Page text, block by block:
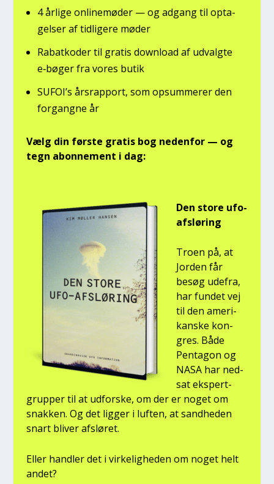
4 årli­ge onli­ne­mø­der — og adgang til opta­
gel­ser af tid­li­ge­re møder
Rabat­ko­der til gra­tis down­lo­ad af udvalg­te
e‑bøger fra vores butik
SUFOI’s års­rap­port, som opsum­me­rer den
for­gang­ne år
Vælg din før­ste gra­tis bog neden­for — og
tegn abon­ne­ment i dag:
Den sto­re ufo-
afslø­ring
Tro­en på, at
Jor­den får
besøg ude­fra,
har fun­det vej
til den ame­ri­
kan­ske kon­
gres. Både
Pen­ta­gon og
NASA har ned­
sat eks­pert­
grup­per til at udfor­ske, om der er noget om
snak­ken. Og det lig­ger i luf­ten, at sand­he­den
snart bli­ver afslø­ret.
Eller hand­ler det i vir­ke­lig­he­den om noget helt
andet?